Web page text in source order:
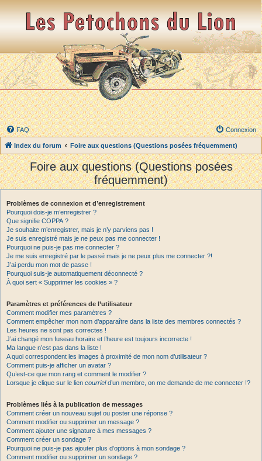
FAQ Connexion
Index du forum Foire aux questions (Questions posées fréquemment)
Foire aux questions (Questions posées
fréquemment)
Problèmes de connexion et d’enregistrement
Pourquoi dois-je m’enregistrer ?
Que signifie COPPA ?
Je souhaite m’enregistrer, mais je n’y parviens pas !
Je suis enregistré mais je ne peux pas me connecter !
Pourquoi ne puis-je pas me connecter ?
Je me suis enregistré par le passé mais je ne peux plus me connecter ?!
J’ai perdu mon mot de passe !
Pourquoi suis-je automatiquement déconnecté ?
À quoi sert « Supprimer les cookies » ?
Paramètres et préférences de l’utilisateur
Comment modifier mes paramètres ?
Comment empêcher mon nom d’apparaître dans la liste des membres connectés ?
Les heures ne sont pas correctes !
J’ai changé mon fuseau horaire et l’heure est toujours incorrecte !
Ma langue n’est pas dans la liste !
A quoi correspondent les images à proximité de mon nom d’utilisateur ?
Comment puis-je afficher un avatar ?
Qu’est-ce que mon rang et comment le modifier ?
Lorsque je clique sur le lien courrield’un membre, on me demande de me connecter !?
Problèmes liés à la publication de messages
Comment créer un nouveau sujet ou poster une réponse ?
Comment modifier ou supprimer un message ?
Comment ajouter une signature à mes messages ?
Comment créer un sondage ?
Pourquoi ne puis-je pas ajouter plus d’options à mon sondage ?
Comment modifier ou supprimer un sondage ?